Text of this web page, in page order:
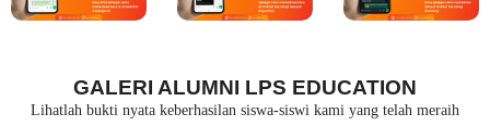
GALERI ALUMNI LPS EDUCATION
Lihatlah bukti nyata keberhasilan siswa-siswi kami yang telah meraih